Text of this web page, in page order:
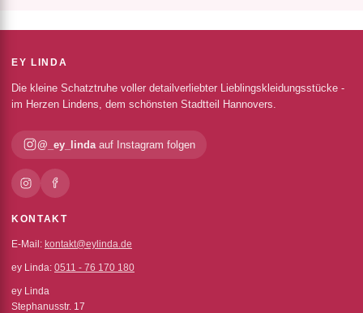
EY LINDA
Die kleine Schatztruhe voller detailverliebter Lieblingskleidungsstücke -
im Herzen Lindens, dem schönsten Stadtteil Hannovers.
@_ey_linda auf Instagram folgen
KONTAKT
E-Mail: kontakt@eylinda.de
ey Linda: 0511 - 76 170 180
ey Linda
Stephanusstr. 17